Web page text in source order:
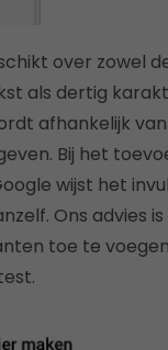
over zowel
als dertig
afhankelijk
Bij het
wijst het
Ons advies
toe te